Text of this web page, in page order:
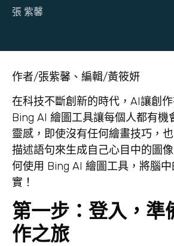
張 紫馨
作者/張紫馨、編輯/黃筱妍
在科技不斷創新的時代，AI讓創
Bing AI 繪圖工具讓每個人都有機
靈感，即使沒有任何繪畫技巧，
描述語句來生成自己心目中的圖
何使用 Bing AI 繪圖工具，將腦
實！
第一步：登入，準
作之旅